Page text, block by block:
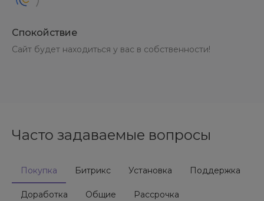
Спокойствие
Сайт будет находиться у вас в собственности!
Часто задаваемые вопросы
Покупка Битрикс Установка Поддержка
Доработка Общие Рассрочка